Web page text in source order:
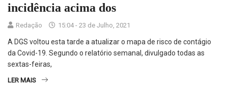
incidência acima dos
Redação 15:04 - 23 de Julho, 2021
A DGS voltou esta tarde a atualizar o mapa de risco de contágio
da Covid-19. Segundo o relatório semanal, divulgado todas as
sextas-feiras,
LER MAIS